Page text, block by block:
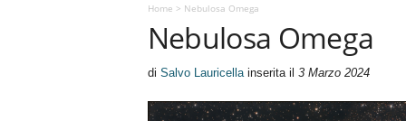
A
r
Home > Nebulosa Omega
Nebulosa Omega
di Salvo Lauricellainserita il 3 Marzo 2024